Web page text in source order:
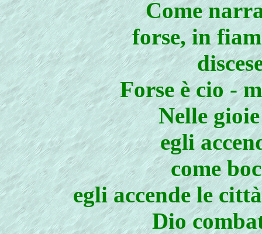
Come
forse, in
Forse è cio -
Nelle
egli
come
egli accende le
Dio